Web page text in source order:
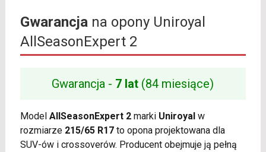
Gwarancjana opony Uniroyal
AllSeasonExpert 2
Gwarancja - 7 lat (84 miesiące)
Model AllSeasonExpert 2marki Uniroyalw
rozmiarze 215/65 R17to opona projektowana dla
SUV-ów i crossoverów. Producent obejmuje ją pełną